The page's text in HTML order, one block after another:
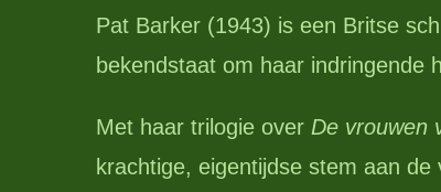
Pat Barker (1943) is een Britse
bekendstaat om haar indringende
Met haar trilogie over De vrouwen
krachtige, eigentijdse stem aan